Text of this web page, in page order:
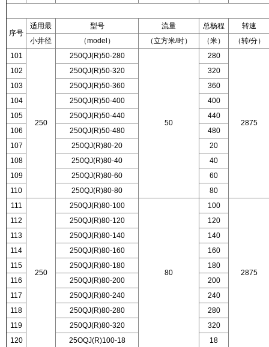
序号
适用最 型号 流量 总杨程
转速
小井径
（model） （立方米/时） （米）
（转/分）
101
250
250QJ(R)50-280
50
280
2875
102 250QJ(R)50-320
320
103
250QJ(R)50-360
360
104
250QJ(R)50-400
400
105
250QJ(R)50-440
440
106
250QJ(R)50-480
480
107
250QJ(R)80-20
20
108
250QJ(R)80-40
40
109
250QJ(R)80-60
60
110
250QJ(R)80-80
80
111
250
250QJ(R)80-100
80
100
2875
112 250QJ(R)80-120
120
113
250QJ(R)80-140
140
114
250QJ(R)80-160
160
115
250QJ(R)80-180
180
116
250QJ(R)80-200
200
117
250QJ(R)80-240
240
118
250QJ(R)80-280
280
119
250QJ(R)80-320
320
120
25OQJ(R)100-18
18